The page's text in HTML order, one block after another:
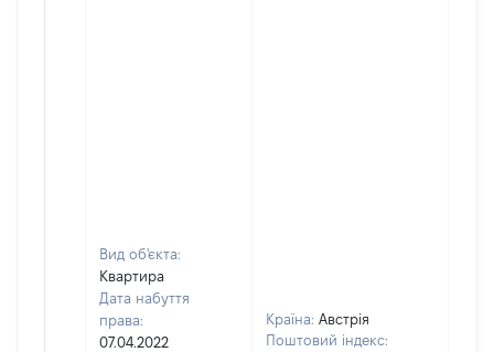
Вид об'єкта:
Квартира
Дата набуття
права:
07.04.2022
Країна: Австрія
Поштовий індекс: